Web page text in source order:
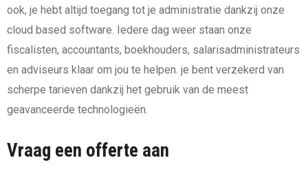
ook, je hebt altijd toegang tot je administratie dankzij onze
cloud based software. Iedere dag weer staan onze
fiscalisten, accountants, boekhouders, salarisadministrateurs
en adviseurs klaar om jou te helpen. je bent verzekerd van
scherpe tarieven dankzij het gebruik van de meest
geavanceerde technologieën.
Vraag een offerte aan